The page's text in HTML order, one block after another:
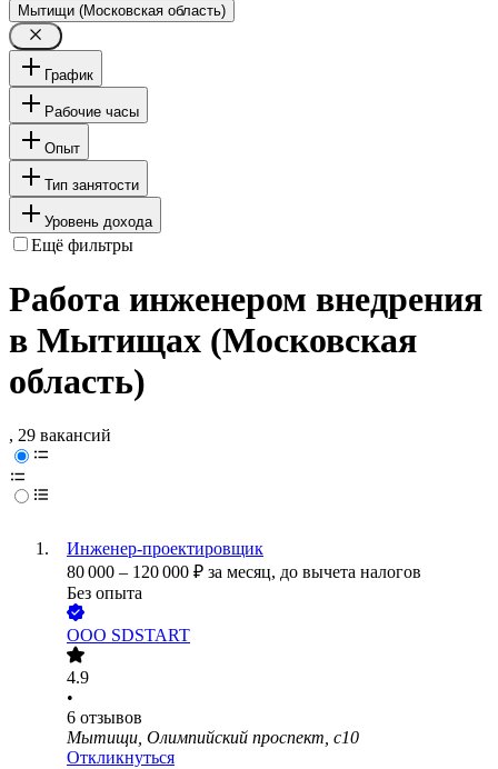
Мытищи (Московская область)
График
Рабочие часы
Опыт
Тип занятости
Уровень дохода
Ещё фильтры
Работа инженером внедрения
в Мытищах (Московская
область)
, 29 вакансий
Инженер-проектировщик
80 000 – 120 000 ₽ за месяц, до вычета налогов
Без опыта
ООО SDSTART
4.9
•
6 отзывов
Мытищи, Олимпийский проспект, с10
Откликнуться